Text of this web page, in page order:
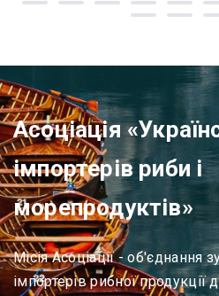
Асоціація
імпортерів риби і
морепродуктів»
Місія Асоціації - об'єднання
імпортерів рибної продукції